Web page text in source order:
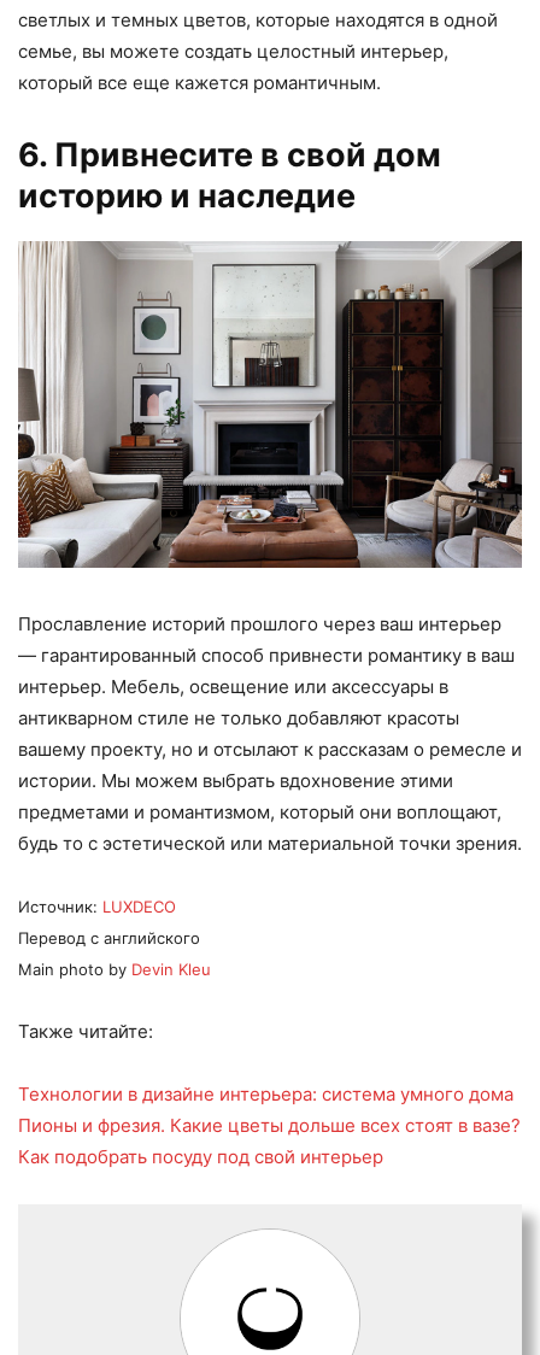
светлых и темных цветов, которые находятся в одной
семье, вы можете создать целостный интерьер,
который все еще кажется романтичным.
6. Привнесите в свой дом
историю и наследие
Прославление историй прошлого через ваш интерьер
— гарантированный способ привнести романтику в ваш
интерьер. Мебель, освещение или аксессуары в
антикварном стиле не только добавляют красоты
вашему проекту, но и отсылают к рассказам о ремесле и
истории. Мы можем выбрать вдохновение этими
предметами и романтизмом, который они воплощают,
будь то с эстетической или материальной точки зрения.
Источник: LUXDECO
Перевод с английского
Main photo by Devin Kleu
Также читайте:
Технологии в дизайне интерьера: система умного дома
Пионы и фрезия. Какие цветы дольше всех стоят в вазе?
Как подобрать посуду под свой интерьер